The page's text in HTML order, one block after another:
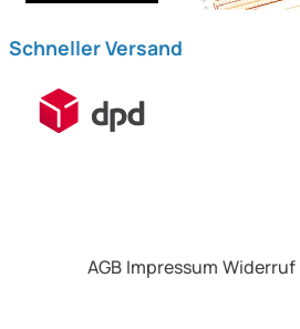
Schneller Versand
AGB Impressum Widerruf